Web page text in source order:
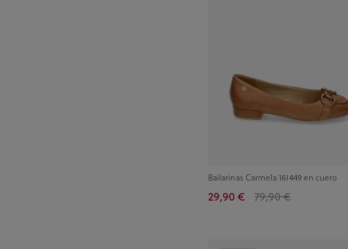
Bailarinas Carmela 161449 en cuero
29,90 € 79,90 €